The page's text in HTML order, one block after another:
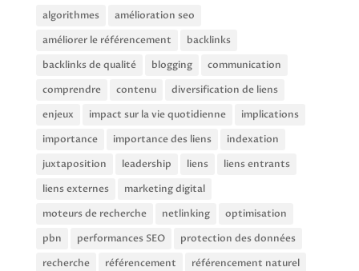
algorithmes
amélioration seo
améliorer le référencement
backlinks
backlinks de qualité
blogging
communication
comprendre
contenu
diversification de liens
enjeux
impact sur la vie quotidienne
implications
importance
importance des liens
indexation
juxtaposition
leadership liens
liens entrants
liens externes
marketing digital
moteurs de recherche
netlinking
optimisation
pbn
performances SEO
protection des données
recherche
référencement
référencement naturel